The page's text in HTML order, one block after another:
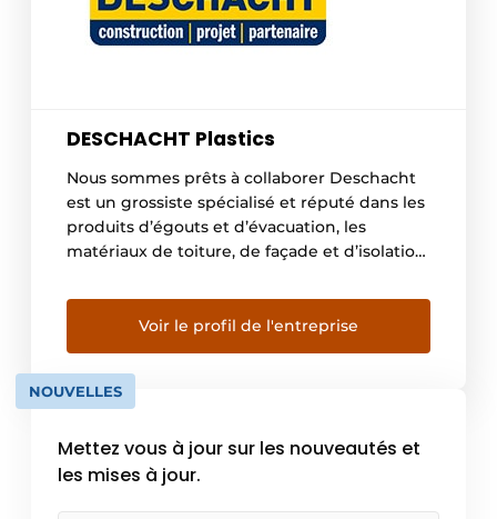
DESCHACHT Plastics
Nous sommes prêts à collaborer Deschacht
est un grossiste spécialisé et réputé dans les
produits d’égouts et d’évacuation, les
matériaux de toiture, de façade et d’isolation,
des professionnels de la construction que
des bricoleurs. Notre offre comprend des
marques connues, mais aussi une gamme de
produits […]
Voir le profil de l'entreprise
NOUVELLES
Mettez vous à jour sur les nouveautés et
les mises à jour.